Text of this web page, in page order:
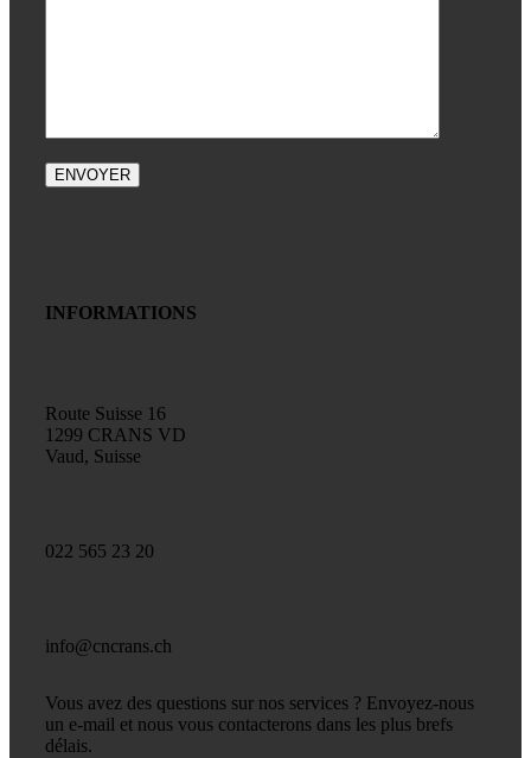
INFORMATIONS
Route Suisse 16
1299 CRANS VD
Vaud, Suisse
022 565 23 20
info@cncrans.ch
Vous avez des questions sur nos services ? Envoyez-nous
un e-mail et nous vous contacterons dans les plus brefs
délais.